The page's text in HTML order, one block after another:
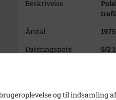
Beskrivelse
Årstal
1975
Dateringsnote
5/2
og til indsamling